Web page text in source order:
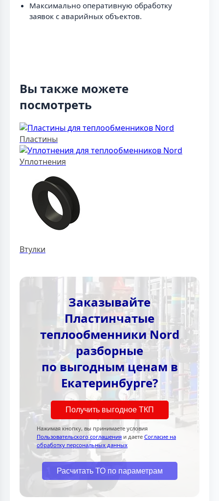
Максимально оперативную обработку
заявок с аварийных объектов.
Вы также можете
посмотреть
Пластины
Уплотнения
Втулки
Заказывайте
Пластинчатые
теплообменники Nord
разборные
по выгодным ценам в
Екатеринбурге?
Получить выгодное ТКП
Нажимая кнопку, вы принимаете условия
Пользовательского соглашения и даете Согласие на
обработку персональных данных
Расчитать ТО по параметрам